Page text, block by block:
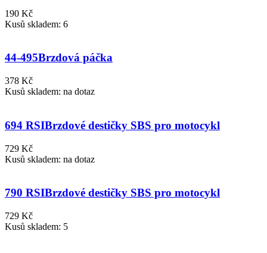
190 Kč
Kusů skladem: 6
44-495Brzdová páčka
378 Kč
Kusů skladem: na dotaz
694 RSIBrzdové destičky SBS pro motocykl
729 Kč
Kusů skladem: na dotaz
790 RSIBrzdové destičky SBS pro motocykl
729 Kč
Kusů skladem: 5